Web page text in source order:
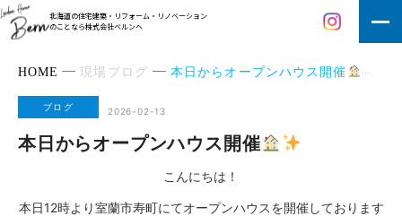
北海道の住宅建築・リフォーム・リノベーション
のことなら株式会社ベルンへ
HOME 現場ブログ 本日からオープンハウス開催
ブログ 2026-02-13
本日からオープンハウス開催
こんにちは！
本日12時より室蘭市寿町にてオープンハウスを開催しております